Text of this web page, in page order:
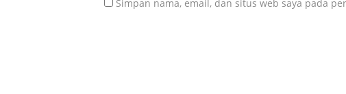
Simpan nama, email, dan situs web saya pada